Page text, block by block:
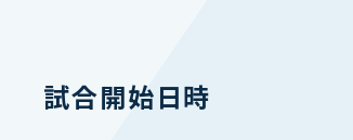
試合開始日時